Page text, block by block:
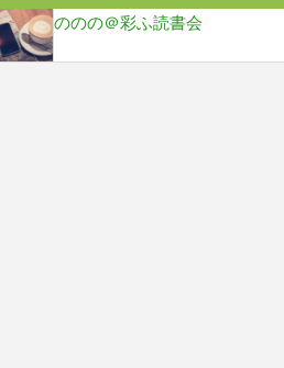
ののの＠彩ふ読書会